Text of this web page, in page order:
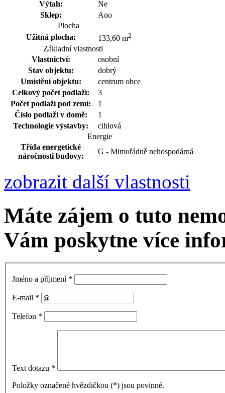
Výtah:
Ne
Sklep:
Ano
Plocha
Užitná plocha:
133,60 m2
Základní vlastnosti
Vlastnictví:
osobní
Stav objektu:
dobrý
Umístění objektu:
centrum obce
Celkový počet podlaží:
3
Počet podlaží pod zemí:
1
Číslo podlaží v domě:
1
Technologie výstavby:
cihlová
Energie
Třída energetické
náročnosti budovy:
G - Mimořádně nehospodárná
zobrazit další vlastnosti
Máte zájem o tuto
Vám poskytne více
Jméno a příjmení *
E-mail *
Telefon *
Text dotazu *
Položky označené hvězdičkou (*) jsou povinné.